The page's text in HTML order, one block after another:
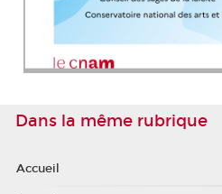
Dans la même rubrique
Accueil